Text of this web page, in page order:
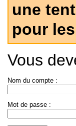
une
pour
Vous
Nom du compte :
Mot de passe :